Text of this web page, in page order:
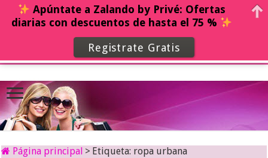
Página principal > Etiqueta: ropa urbana
Apúntate a Zalando by Privé: Ofertas
diarias con descuentos de hasta el 75 %
Registrate Gratis